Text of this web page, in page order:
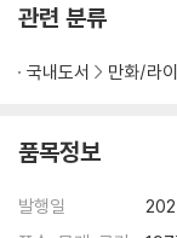
관련 분류
국내도서 만화/라
품목정보
발행일